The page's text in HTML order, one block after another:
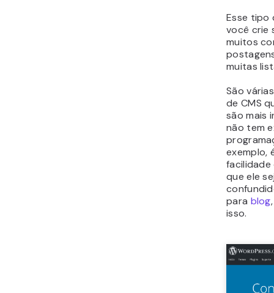
Esse tipo
você crie
muitos
muitas
São
de CMS
são mais
não tem
exemplo,
facilidade
que ele
para blog
isso.